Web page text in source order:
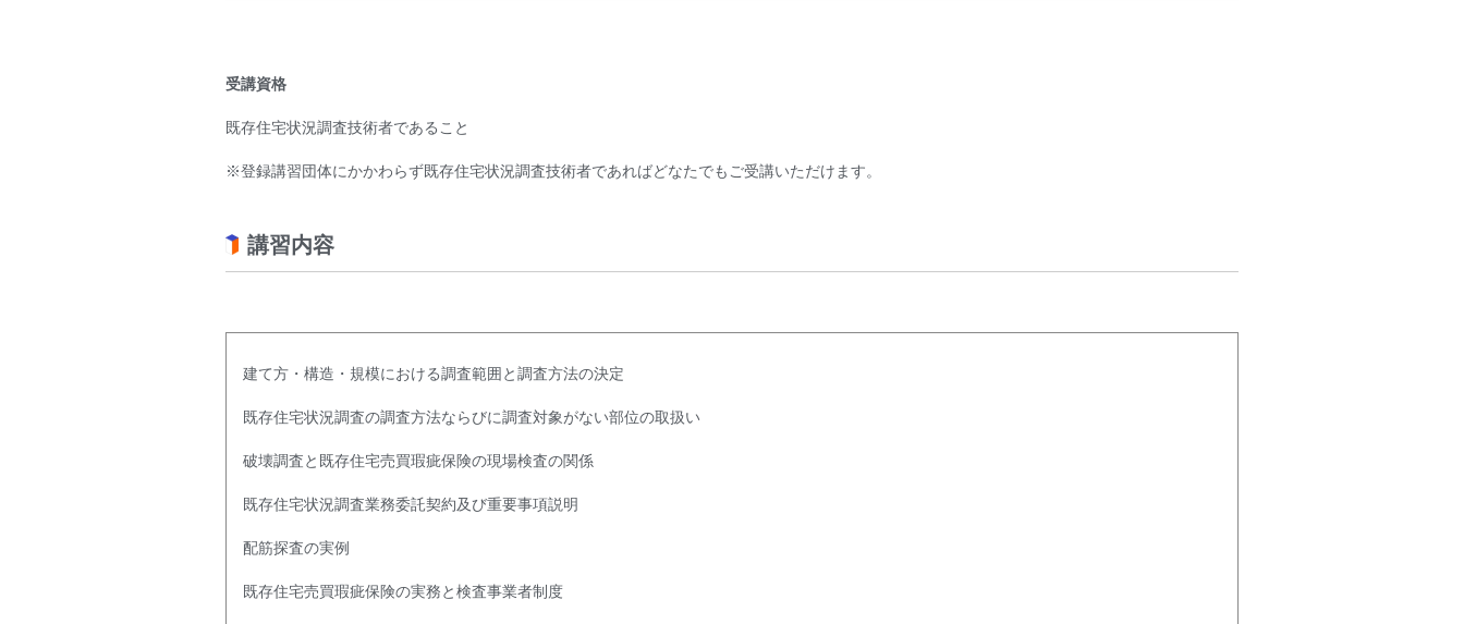
受講資格
既存住宅状況調査技術者であること
※登録講習団体にかかわらず既存住宅状況調査技術者であればどなたでもご受講いただけます。
講習内容
建て方・構造・規模における調査範囲と調査方法の決定
既存住宅状況調査の調査方法ならびに調査対象がない部位の取扱い
破壊調査と既存住宅売買瑕疵保険の現場検査の関係
既存住宅状況調査業務委託契約及び重要事項説明
配筋探査の実例
既存住宅売買瑕疵保険の実務と検査事業者制度